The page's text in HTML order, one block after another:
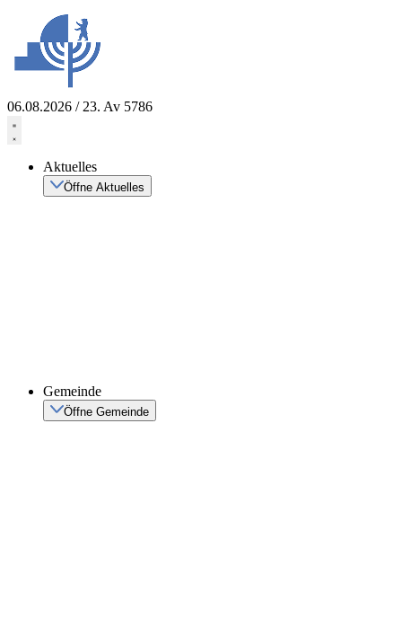
springen
06.08.2026 / 23. Av 5786
Aktuelles
Öffne Aktuelles
Gemeinde
Öffne Gemeinde